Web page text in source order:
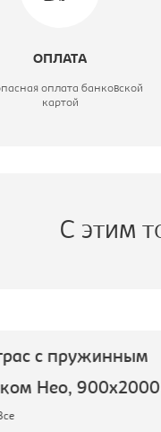
ОПЛАТА
оплата банковской
картой
С этим
с пружинным
Нео, 900х2000